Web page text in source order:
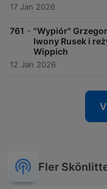
17 Jan 2026
761 - "Wypiór"
Iwony Rusek i
Wippich
12 Jan 2026
Fler